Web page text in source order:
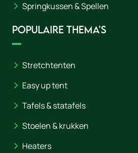
Springkussen & Spellen
Populaire thema's
Stretchtenten
Easy up tent
Tafels & statafels
Stoelen & krukken
Heaters